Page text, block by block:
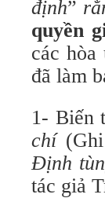
định”
quyền
các
đã làm
1- Biến
chí(Ghi
Định
tác giả